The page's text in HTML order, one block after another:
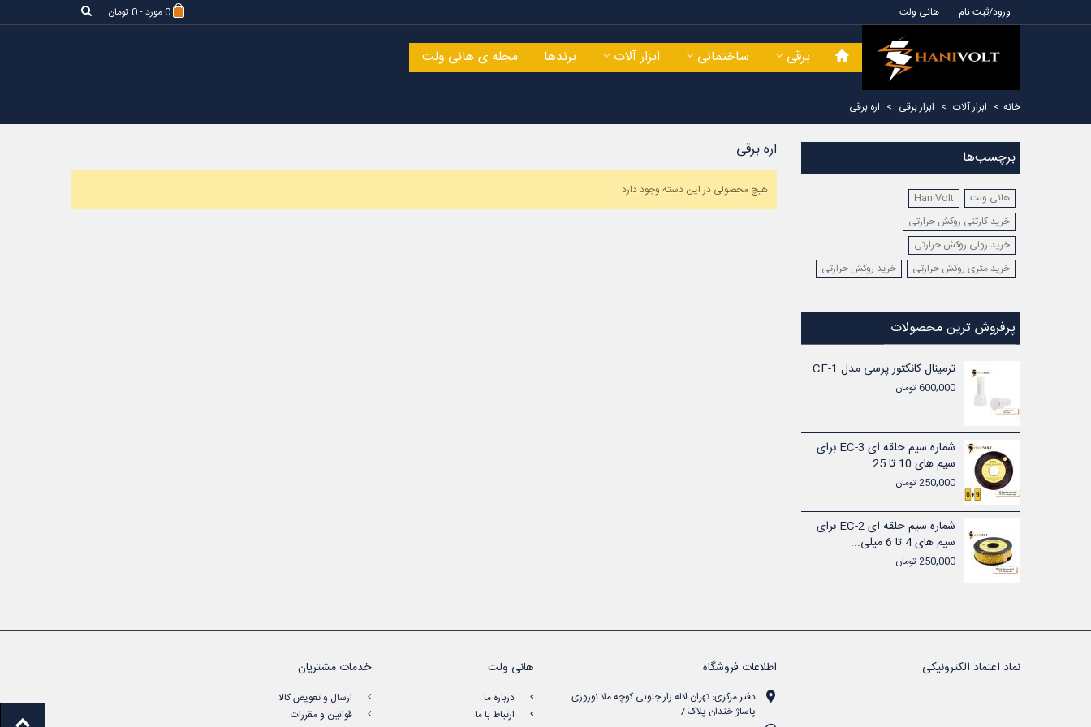
هانی ولت ورود/ثبت نام 0مورد-0 تومان
برقی ساختمانی ابزار آلات برندها مجله ی هانی ولت
خانه > ابزار آلات > ابزار برقی > اره برقی
برچسب‌ها
هانی ولت
HaniVolt
خرید کارتنی روکش حرارتی
خرید رولی روکش حرارتی
خرید متری روکش حرارتی
خرید روکش حرارتی
پرفروش ترین محصولات
ترمینال کانکتور پرسی مدل CE-1
600,000 تومان
شماره سیم حلقه ای EC-3 برای
سیم های 10 تا 25...
250,000 تومان
شماره سیم حلقه ای EC-2 برای
سیم های 4 تا 6 میلی...
250,000 تومان
اره برقی
هیچ محصولی در این دسته وجود دارد
نماد اعتماد الکترونیکی اطلاعات فروشگاه
دفتر مرکزی: تهران لاله زار جنوبی کوچه ملا نوروزی
پاساژ خندان پلاک 7
هانی ولت
درباره ما
ارتباط با ما
خدمات مشتریان
ارسال و تعویض کالا
قوانین و مقررات